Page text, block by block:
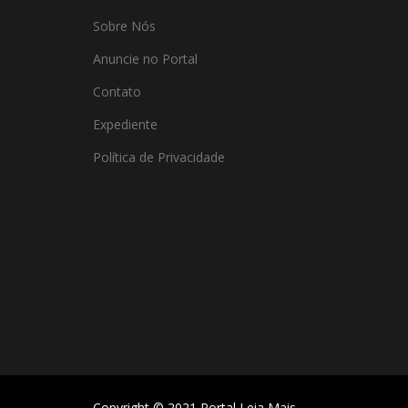
Sobre Nós
Anuncie no Portal
Contato
Expediente
Política de Privacidade